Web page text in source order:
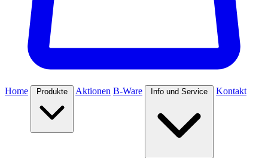
Home Produkte Aktionen B-Ware Info und Service Kontakt